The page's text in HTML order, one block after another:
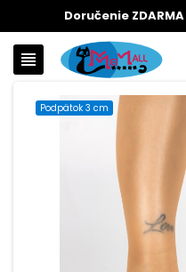
Doručenie ZDARMA
view_headline
Podpätok 3 cm